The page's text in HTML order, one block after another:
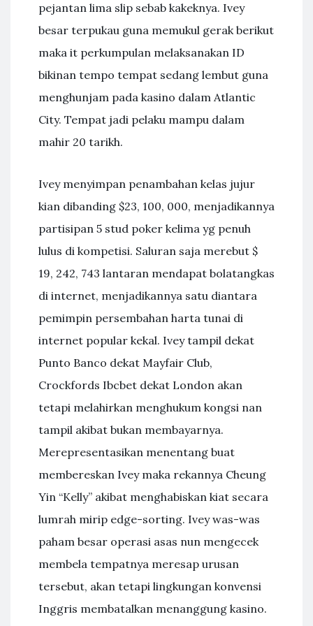
pejantan lima slip sebab kakeknya. Ivey
besar terpukau guna memukul gerak berikut
maka it perkumpulan melaksanakan ID
bikinan tempo tempat sedang lembut guna
menghunjam pada kasino dalam Atlantic
City. Tempat jadi pelaku mampu dalam
mahir 20 tarikh.
Ivey menyimpan penambahan kelas jujur
kian dibanding $23, 100, 000, menjadikannya
partisipan 5 stud poker kelima yg penuh
lulus di kompetisi. Saluran saja merebut $
19, 242, 743 lantaran mendapat bolatangkas
di internet, menjadikannya satu diantara
pemimpin persembahan harta tunai di
internet popular kekal. Ivey tampil dekat
Punto Banco dekat Mayfair Club,
Crockfords Ibcbet dekat London akan
tetapi melahirkan menghukum kongsi nan
tampil akibat bukan membayarnya.
Merepresentasikan menentang buat
membereskan Ivey maka rekannya Cheung
Yin “Kelly” akibat menghabiskan kiat secara
lumrah mirip edge-sorting. Ivey was-was
paham besar operasi asas nun mengecek
membela tempatnya meresap urusan
tersebut, akan tetapi lingkungan konvensi
Inggris membatalkan menanggung kasino.